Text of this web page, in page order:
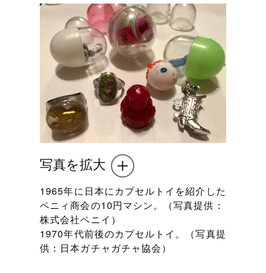
写真を拡大
1965年に日本にカプセルトイを紹介した
ペニィ商会の10円マシン。（写真提供：
株式会社ペニイ）
1970年代前後のカプセルトイ。（写真提
供：日本ガチャガチャ協会）